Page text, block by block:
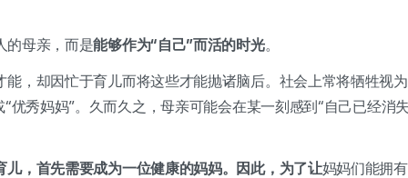
的母亲，而是能够作为“自己”而活的时光。
能，却因忙于育儿而将这些才能抛诸脑后。社会上常将牺牲视
“优秀妈妈”。久而久之，母亲可能会在某一刻感到“自己已经消
儿，首先需要成为一位健康的妈妈。因此，为了让妈妈们能拥